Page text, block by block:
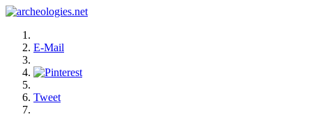
E-Mail
Tweet